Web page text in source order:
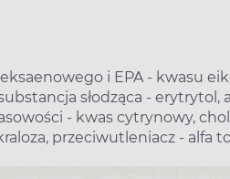
i EPA - kwasu
słodząca - erytrytol,
- kwas cytrynowy,
przeciwutleniacz - alfa